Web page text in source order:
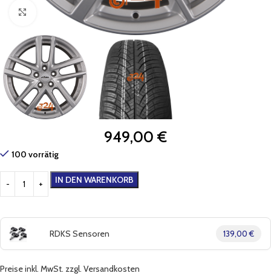
Zum Vergrößern klicken
949,00 €
100 vorrätig
IN DEN WARENKORB
RDKS Sensoren 139,00 €
Preise inkl. MwSt. zzgl. Versandkosten